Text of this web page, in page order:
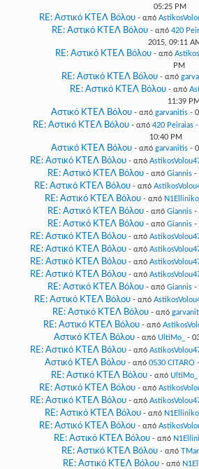
05:25 PM
RE: Αστικό ΚΤΕΛ Βόλου - από
RE: Αστικό ΚΤΕΛ Βόλου - από 420
2015, 09:11
RE: Αστικό ΚΤΕΛ Βόλου - από
PM
RE: Αστικό ΚΤΕΛ Βόλου - από
RE: Αστικό ΚΤΕΛ Βόλου - από
11:39 PM
Αστικό ΚΤΕΛ Βόλου - από garvanitis -
RE: Αστικό ΚΤΕΛ Βόλου - από 420 Peiraias
10:40 PM
Αστικό ΚΤΕΛ Βόλου - από garvanitis -
RE: Αστικό ΚΤΕΛ Βόλου - από
RE: Αστικό ΚΤΕΛ Βόλου - από Giannis-
RE: Αστικό ΚΤΕΛ Βόλου - από
RE: Αστικό ΚΤΕΛ Βόλου - από
RE: Αστικό ΚΤΕΛ Βόλου - από Giannis-
RE: Αστικό ΚΤΕΛ Βόλου - από Giannis-
RE: Αστικό ΚΤΕΛ Βόλου - από
RE: Αστικό ΚΤΕΛ Βόλου - από
RE: Αστικό ΚΤΕΛ Βόλου - από
RE: Αστικό ΚΤΕΛ Βόλου - από
RE: Αστικό ΚΤΕΛ Βόλου - από Giannis-
RE: Αστικό ΚΤΕΛ Βόλου - από
RE: Αστικό ΚΤΕΛ Βόλου - από
RE: Αστικό ΚΤΕΛ Βόλου - από
Αστικό ΚΤΕΛ Βόλου - από UltiMo_ -
RE: Αστικό ΚΤΕΛ Βόλου - από
Αστικό ΚΤΕΛ Βόλου - από 0530 CITARO-
RE: Αστικό ΚΤΕΛ Βόλου - από UltiMo_
RE: Αστικό ΚΤΕΛ Βόλου - από
RE: Αστικό ΚΤΕΛ Βόλου - από
RE: Αστικό ΚΤΕΛ Βόλου - από
RE: Αστικό ΚΤΕΛ Βόλου - από
RE: Αστικό ΚΤΕΛ Βόλου - από
RE: Αστικό ΚΤΕΛ Βόλου - από
RE: Αστικό ΚΤΕΛ Βόλου - από